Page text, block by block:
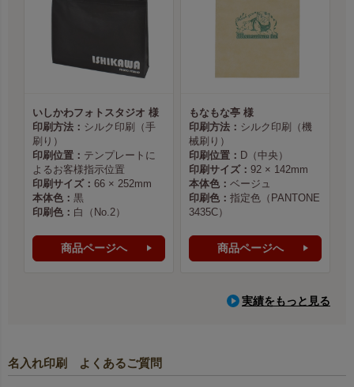
いしかわフォトスタジオ 様
印刷方法： シルク印刷（手
刷り）
印刷位置： テンプレートに
よるお客様指示位置
印刷サイズ： 66 × 252mm
本体色： 黒
印刷色： 白（No.2）
商品ページへ
もなもな亭 様
印刷方法： シルク印刷（機
械刷り）
印刷位置： D（中央）
印刷サイズ： 92 × 142mm
本体色： ベージュ
印刷色： 指定色（PANTONE
3435C）
商品ページへ
実績をもっと見る
名入れ印刷 よくあるご質問